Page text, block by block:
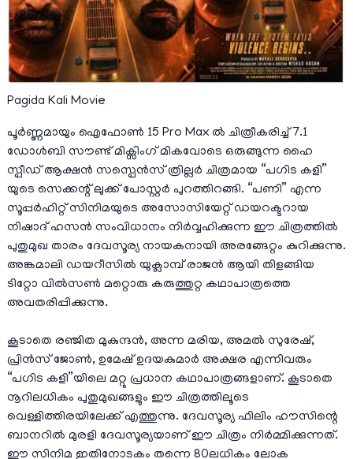
Pagida Kali Movie
പൂർണ്ണമായും ഐഫോൺ 15 Pro Max ൽ ചിത്രീകരിച്ച് 7.1
ഡോൾബി സൗണ്ട് മിക്സിംഗ് മികവോടെ ഒരുങ്ങുന്ന ഹൈ
സ്പീഡ് ആക്ഷൻ സസ്പെൻസ് ത്രില്ലർ ചിത്രമായ “പഗിട കളി”
യുടെ സെക്കന്റ്‌ ലുക്ക് പോസ്റ്റർ പുറത്തിറങ്ങി. “പണി” എന്ന
സൂപ്പർഹിറ്റ് സിനിമയുടെ അസോസിയേറ്റ് ഡയറക്ടറായ
നിഷാദ് ഹസൻ സംവിധാനം നിർവ്വഹിക്കുന്ന ഈ ചിത്രത്തിൽ
പുതുമുഖ താരം ദേവസൂര്യ നായകനായി അരങ്ങേറ്റം കുറിക്കുന്നു.
അങ്കമാലി ഡയറീസിൽ യുക്ലാമ്പ് രാജൻ ആയി തിളങ്ങിയ
ടിറ്റോ വിൽസൺ മറ്റൊരു കരുത്തുറ്റ കഥാപാത്രത്തെ
അവതരിപ്പിക്കുന്നു.
കൂടാതെ രഞ്ജിത മുകുന്ദൻ, അന്ന മരിയ, അമൽ സുരേഷ്,
പ്രിൻസ് ജോൺ, ഉമേഷ് ഉദയകുമാർ അക്ഷര എന്നിവരും
“പഗിട കളി”യിലെ മറ്റു പ്രധാന കഥാപാത്രങ്ങളാണ്. കൂടാതെ
നൂറിലധികം പുതുമുഖങ്ങളും ഈ ചിത്രത്തിലൂടെ
വെള്ളിത്തിരയിലേക്ക് എത്തുന്നു. ദേവസൂര്യ ഫിലിം ഹൗസിന്റെ
ബാനറിൽ മുരളി ദേവസൂര്യയാണ് ഈ ചിത്രം നിർമ്മിക്കുന്നത്.
ഈ സിനിമ ഇതിനോടകം തന്നെ 80ലധികം ലോക